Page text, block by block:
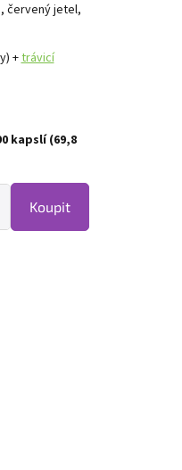
červený jetel,
+trávicí
kapslí (69,8
Koupit